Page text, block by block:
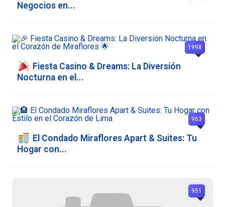
Negocios en...
Fiesta Casino & Dreams: La Diversión
Nocturna en el...
1998
El Condado Miraflores Apart & Suites: Tu
Hogar con...
963
951